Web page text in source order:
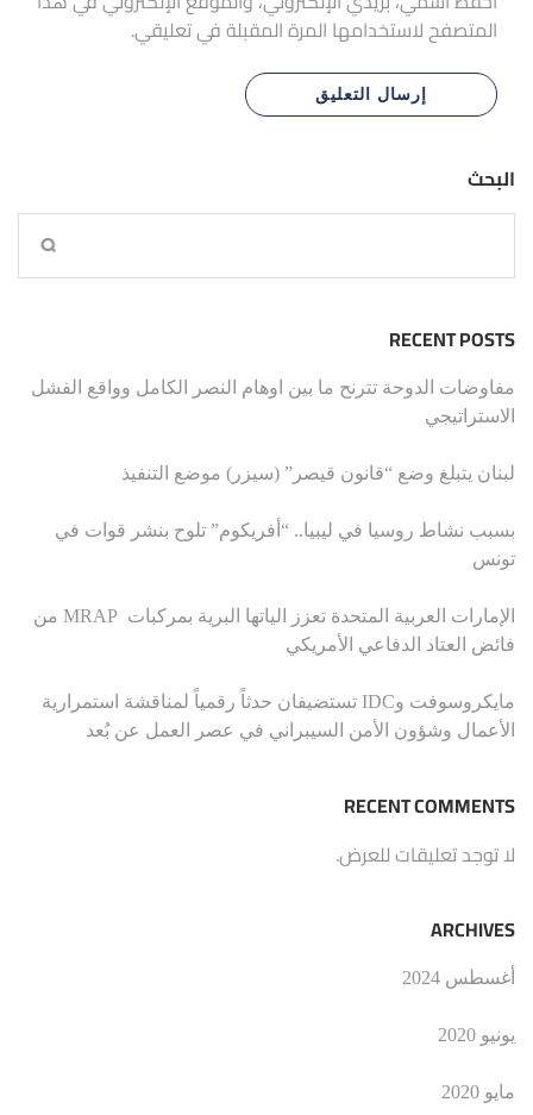
المتصفح لاستخدامها المرة المقبلة في تعليقي.
البحث
RECENT POSTS
مفاوضات الدوحة تترنح ما بين اوهام النصر الكامل وواقع الفشل
الاستراتيجي
لبنان يتبلغ وضع “قانون قيصر” (سيزر) موضع التنفيذ
بسبب نشاط روسيا في ليبيا.. “أفريكوم” تلوح بنشر قوات في
تونس
الإمارات العربية المتحدة تعزز الياتها البرية بمركبات MRAP من
فائض العتاد الدفاعي الأمريكي
مايكروسوفت وIDC تستضيفان حدثاً رقمياً لمناقشة استمرارية
الأعمال وشؤون الأمن السيبراني في عصر العمل عن بُعد
RECENT COMMENTS
لا توجد تعليقات للعرض.
ARCHIVES
أغسطس 2024
يونيو 2020
مايو 2020